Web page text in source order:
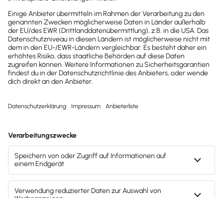
wichtige News zu
Gesetzesänderungen,
hilfreiche Praxis-Tipps und
kostenlose Tools für
Unternehmen erhalten?
Dann abonniere unseren